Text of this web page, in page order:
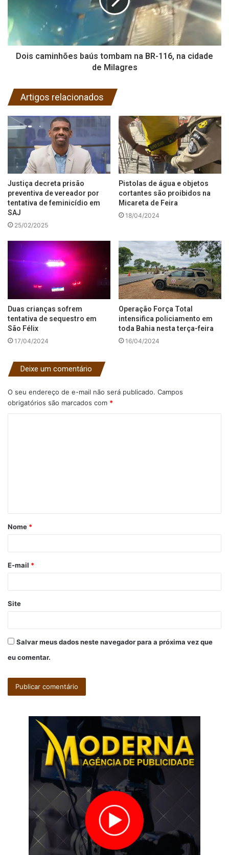
Dois caminhões baús tombam na BR-116, na cidade
de Milagres
Artigos relacionados
Justiça decreta prisão
preventiva de vereador por
tentativa de feminicídio em
SAJ
25/02/2025
Pistolas de água e objetos
cortantes são proibidos na
Micareta de Feira
18/04/2024
Duas crianças sofrem
tentativa de sequestro em
São Félix
17/04/2024
Operação Força Total
intensifica policiamento em
toda Bahia nesta terça-feira
16/04/2024
Deixe um comentário
O seu endereço de e-mail não será publicado. Campos
obrigatórios são marcados com *
á
r
*
Nome *
E-mail *
Site
Salvar meus dados neste navegador para a próxima vez que
eu comentar.